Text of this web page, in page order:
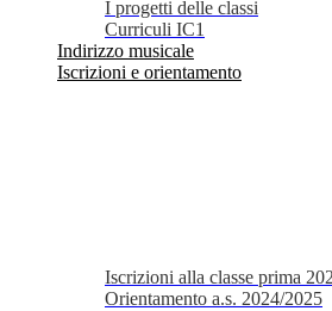
I progetti delle classi
Curriculi IC1
Indirizzo musicale
Iscrizioni e orientamento
Iscrizioni alla classe prima
Orientamento a.s. 2024/2025